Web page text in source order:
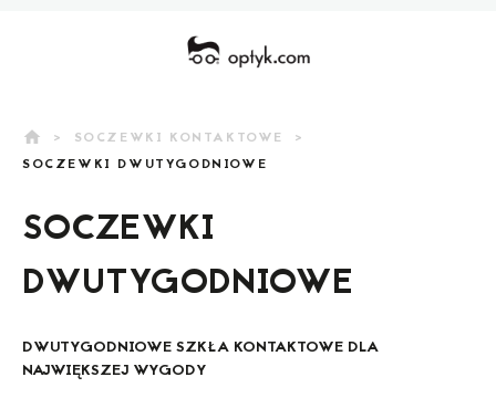
home > SOCZEWKI KONTAKTOWE
>
SOCZEWKI DWUTYGODNIOWE
SOCZEWKI
DWUTYGODNIOWE
DWUTYGODNIOWE SZKŁA KONTAKTOWE DLA
NAJWIĘKSZEJ WYGODY